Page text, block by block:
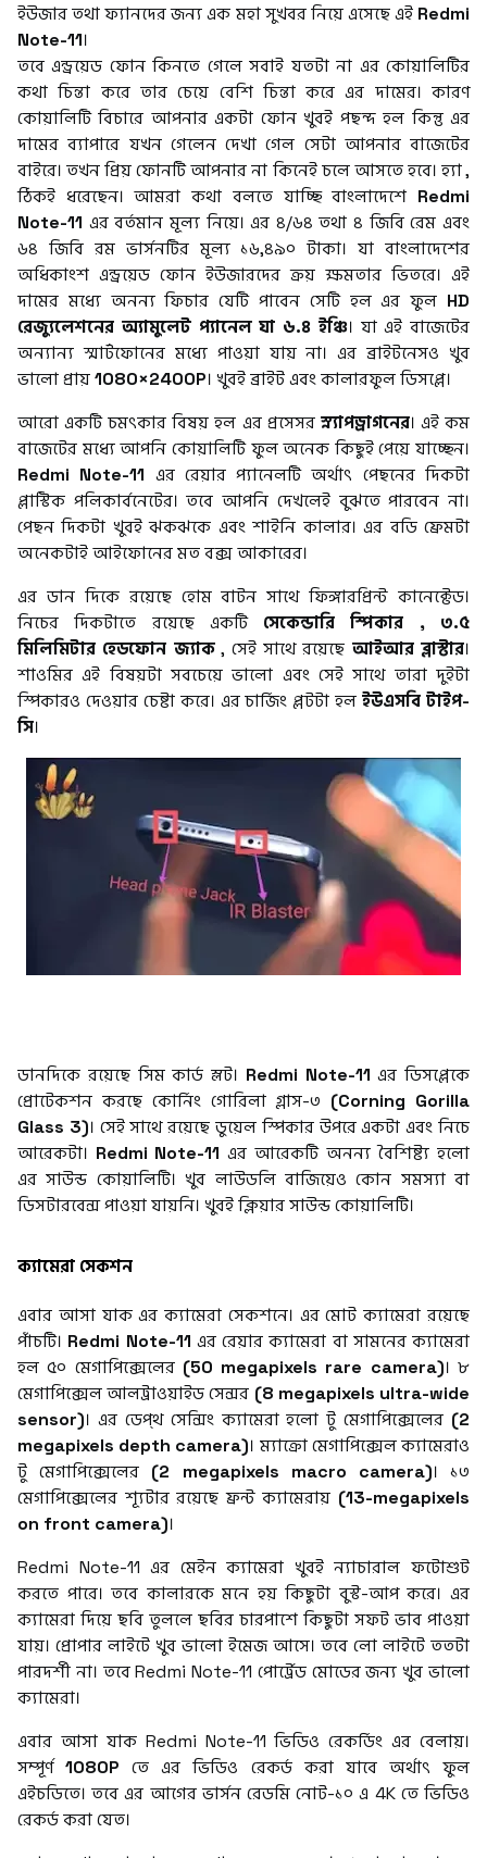
ইউজার তথা ফ্যানদের জন্য এক মহা সুখবর নিয়ে এসেছে এইRedmi
Note-11।
তবে এন্ড্রয়েড ফোন কিনতে গেলে সবাই যতটা না এর কোয়ালিটির
কথা চিন্তা করে তার চেয়ে বেশি চিন্তা করে এর দামের। কারণ
কোয়ালিটি বিচারে আপনার একটা ফোন খুবই পছন্দ হল কিন্তু এর
দামের ব্যাপারে যখন গেলেন দেখা গেল সেটা আপনার বাজেটের
বাইরে। তখন প্রিয় ফোনটি আপনার না কিনেই চলে আসতে হবে। হ্যা ,
ঠিকই ধরেছেন। আমরা কথা বলতে যাচ্ছি বাংলাদেশে Redmi
Note-11 এর বর্তমান মূল্য নিয়ে। এর ৪/৬৪ তথা ৪ জিবি রেম এবং
৬৪ জিবি রম ভার্সনটির মূল্য ১৬,৪৯০ টাকা। যা বাংলাদেশের
অধিকাংশ এন্ড্রয়েড ফোন ইউজারদের ক্রয় ক্ষমতার ভিতরে। এই
দামের মধ্যে অনন্য ফিচার যেটি পাবেন সেটি হল এর ফুল HD
রেজ্যুলেশনের অ্যামুলেট প্যানেল যা ৬.৪ ইঞ্চি। যা এই বাজেটের
অন্যান্য স্মার্টফোনের মধ্যে পাওয়া যায় না। এর ব্রাইটনেসও খুব
ভালো প্রায়1080×2400P। খুবই ব্রাইট এবং কালারফুল ডিসপ্লে।
আরো একটি চমৎকার বিষয় হল এর প্রসেসর স্ন্যাপড্রাগনের। এই কম
বাজেটের মধ্যে আপনি কোয়ালিটি ফুল অনেক কিছুই পেয়ে যাচ্ছেন।
Redmi Note-11 এর রেয়ার প্যানেলটি অর্থাৎ পেছনের দিকটা
প্লাস্টিক পলিকার্বনেটের। তবে আপনি দেখলেই বুঝতে পারবেন না।
পেছন দিকটা খুবই ঝকঝকে এবং শাইনি কালার। এর বডি ফ্রেমটা
অনেকটাই আইফোনের মত বক্স আকারের।
এর ডান দিকে রয়েছে হোম বাটন সাথে ফিঙ্গারপ্রিন্ট কানেক্টেড।
নিচের দিকটাতে রয়েছে একটি সেকেন্ডারি স্পিকার , ৩.৫
মিলিমিটার হেডফোন জ্যাক, সেই সাথে রয়েছে আইআর ব্লাস্টার।
শাওমির এই বিষয়টা সবচেয়ে ভালো এবং সেই সাথে তারা দুইটা
স্পিকারও দেওয়ার চেষ্টা করে। এর চার্জিং প্লটটা হলইউএসবি টাইপ-
সি।
ডানদিকে রয়েছে সিম কার্ড স্লট। Redmi Note-11 এর ডিসপ্লেকে
প্রোটেকশন করছে কোর্নিং গোরিলা গ্লাস-৩ (Corning Gorilla
Glass 3)। সেই সাথে রয়েছে ডুয়েল স্পিকার উপরে একটা এবং নিচে
আরেকটা। Redmi Note-11 এর আরেকটি অনন্য বৈশিষ্ট্য হলো
এর সাউন্ড কোয়ালিটি। খুব লাউডলি বাজিয়েও কোন সমস্যা বা
ডিসটারবেন্স পাওয়া যায়নি। খুবই ক্লিয়ার সাউন্ড কোয়ালিটি।
ক্যামেরা সেকশন
এবার আসা যাক এর ক্যামেরা সেকশনে। এর মোট ক্যামেরা রয়েছে
পাঁচটি। Redmi Note-11 এর রেয়ার ক্যামেরা বা সামনের ক্যামেরা
হল ৫০ মেগাপিক্সেলের (50 megapixels rare camera)। ৮
মেগাপিক্সেল আলট্রাওয়াইড সেন্সর (8 megapixels ultra-wide
sensor)। এর ডেপ্থ সেন্সিং ক্যামেরা হলো টু মেগাপিক্সেলের (2
megapixels depth camera)। ম্যাক্রো মেগাপিক্সেল ক্যামেরাও
টু মেগাপিক্সেলের (2 megapixels macro camera)। ১৩
মেগাপিক্সেলের শ্যূটার রয়েছে ফ্রন্ট ক্যামেরায় (13-megapixels
on front camera)।
Redmi Note-11 এর মেইন ক্যামেরা খুবই ন্যাচারাল ফটোশুট
করতে পারে। তবে কালারকে মনে হয় কিছুটা বুস্ট-আপ করে। এর
ক্যামেরা দিয়ে ছবি তুললে ছবির চারপাশে কিছুটা সফট ভাব পাওয়া
যায়। প্রোপার লাইটে খুব ভালো ইমেজ আসে। তবে লো লাইটে ততটা
পারদর্শী না। তবে Redmi Note-11 পোর্ট্রেড মোডের জন্য খুব ভালো
ক্যামেরা।
এবার আসা যাক Redmi Note-11 ভিডিও রেকর্ডিং এর বেলায়।
সম্পূর্ণ1080P তে এর ভিডিও রেকর্ড করা যাবে অর্থাৎ ফুল
এইচডিতে। তবে এর আগের ভার্সন রেডমি নোট-১০ এ 4K তে ভিডিও
রেকর্ড করা যেত।